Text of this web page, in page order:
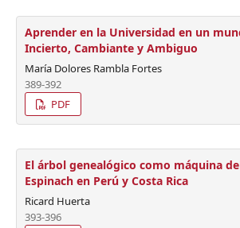
Aprender en la Universidad en un
Incierto, Cambiante y Ambiguo
María Dolores Rambla Fortes
389-392
PDF
El árbol genealógico como máquina
Espinach en Perú y Costa Rica
Ricard Huerta
393-396